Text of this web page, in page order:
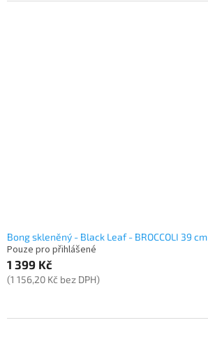
Bong skleněný - Black Leaf - BROCCOLI 39 cm
Pouze pro přihlášené
1 399 Kč
(1 156,20 Kč bez DPH)